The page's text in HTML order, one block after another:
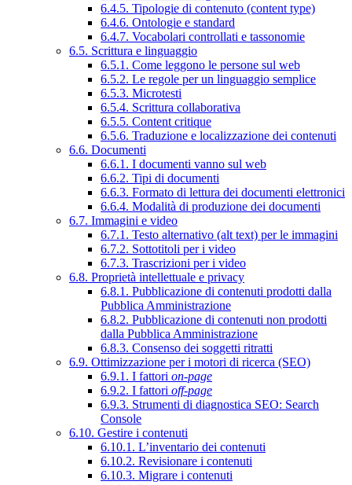
6.4.5. Tipologie di contenuto (content type)
6.4.6. Ontologie e standard
6.4.7. Vocabolari controllati e tassonomie
6.5. Scrittura e linguaggio
6.5.1. Come leggono le persone sul web
6.5.2. Le regole per un linguaggio semplice
6.5.3. Microtesti
6.5.4. Scrittura collaborativa
6.5.5. Content critique
6.5.6. Traduzione e localizzazione dei contenuti
6.6. Documenti
6.6.1. I documenti vanno sul web
6.6.2. Tipi di documenti
6.6.3. Formato di lettura dei documenti elettronici
6.6.4. Modalità di produzione dei documenti
6.7. Immagini e video
6.7.1. Testo alternativo (alt text) per le immagini
6.7.2. Sottotitoli per i video
6.7.3. Trascrizioni per i video
6.8. Proprietà intellettuale e privacy
6.8.1. Pubblicazione di contenuti prodotti dalla
Pubblica Amministrazione
6.8.2. Pubblicazione di contenuti non prodotti
dalla Pubblica Amministrazione
6.8.3. Consenso dei soggetti ritratti
6.9. Ottimizzazione per i motori di ricerca (SEO)
6.9.1. I fattori on-page
6.9.2. I fattori off-page
6.9.3. Strumenti di diagnostica SEO: Search
Console
6.10. Gestire i contenuti
6.10.1. L’inventario dei contenuti
6.10.2. Revisionare i contenuti
6.10.3. Migrare i contenuti